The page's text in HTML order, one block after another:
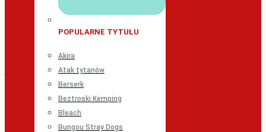
POPULARNE TYTUŁU
Akira
Atak tytanów
Berserk
Beztroski Kemping
Bleach
Bungou Stray Dogs